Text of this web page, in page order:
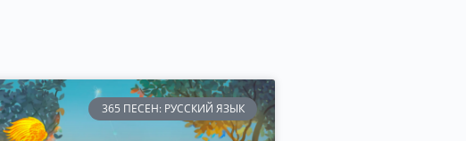
365 ПЕСЕН: РУССКИЙ ЯЗЫК